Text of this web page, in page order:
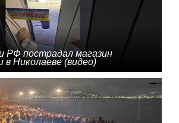
РФ пострадал магазин
в Николаеве (видео)